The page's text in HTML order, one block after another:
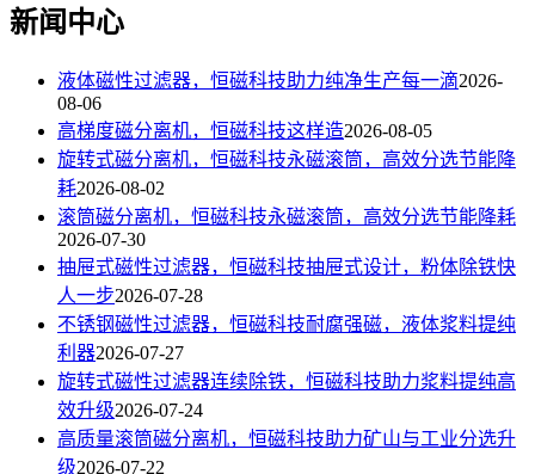
新闻中心
液体磁性过滤器，恒磁科技助力纯净生产每一滴2026-
08-06
高梯度磁分离机，恒磁科技这样造2026-08-05
旋转式磁分离机，恒磁科技永磁滚筒，高效分选节能降
耗2026-08-02
滚筒磁分离机，恒磁科技永磁滚筒，高效分选节能降耗
2026-07-30
抽屉式磁性过滤器，恒磁科技抽屉式设计，粉体除铁快
人一步2026-07-28
不锈钢磁性过滤器，恒磁科技耐腐强磁，液体浆料提纯
利器2026-07-27
旋转式磁性过滤器连续除铁，恒磁科技助力浆料提纯高
效升级2026-07-24
高质量滚筒磁分离机，恒磁科技助力矿山与工业分选升
级2026-07-22